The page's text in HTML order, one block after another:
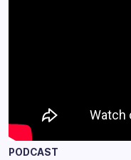
PODCAST